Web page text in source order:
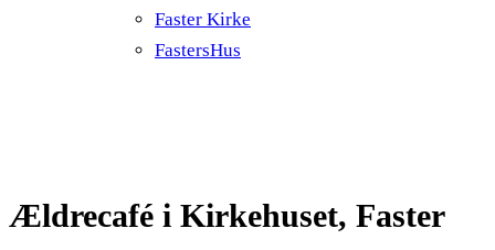
Faster Kirke
FastersHus
Ældrecafé i Kirkehuset, Faster